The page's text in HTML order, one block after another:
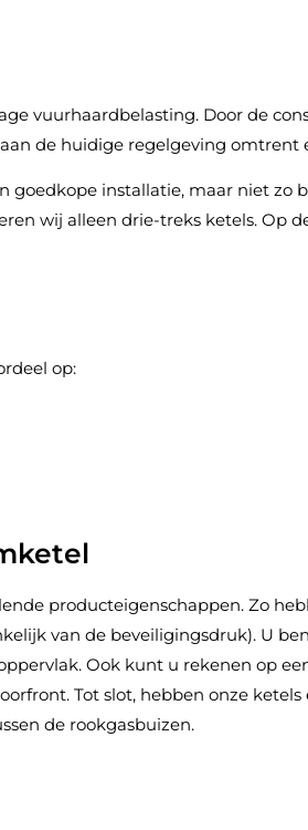
vuurhaardbelasting. Door de
de huidige regelgeving omtrent
goedkope installatie, maar niet zo
wij alleen drie-treks ketels. Op
op:
producteigenschappen. Zo
van de beveiligingsdruk). U
Ook kunt u rekenen op
Tot slot, hebben onze
de rookgasbuizen.